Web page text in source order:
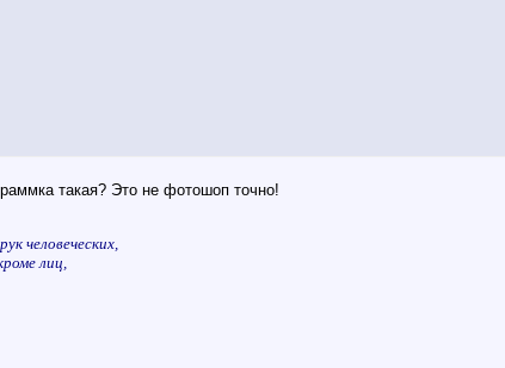
такая? Это не фотошоп точно!
человеческих,
лиц,